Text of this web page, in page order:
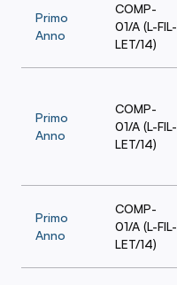
Primo
Anno
COMP-
01/A (L-FIL-
LET/14)
Primo
Anno
COMP-
01/A (L-FIL-
LET/14)
Primo
Anno
COMP-
01/A (L-FIL-
LET/14)